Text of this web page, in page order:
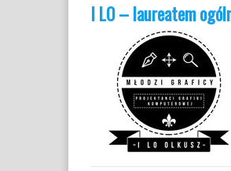
I LO – laureatem